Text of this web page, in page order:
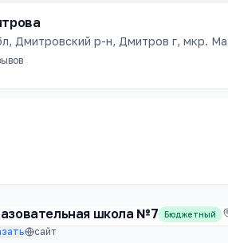
Дмитровский р-н, Дмитров г, мкр.
школа №7 Бюджетный
сайт